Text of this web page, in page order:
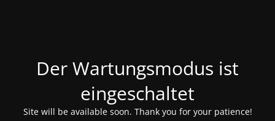
Der Wartungsmodus ist
eingeschaltet
Site will be available soon. Thank you for your patience!